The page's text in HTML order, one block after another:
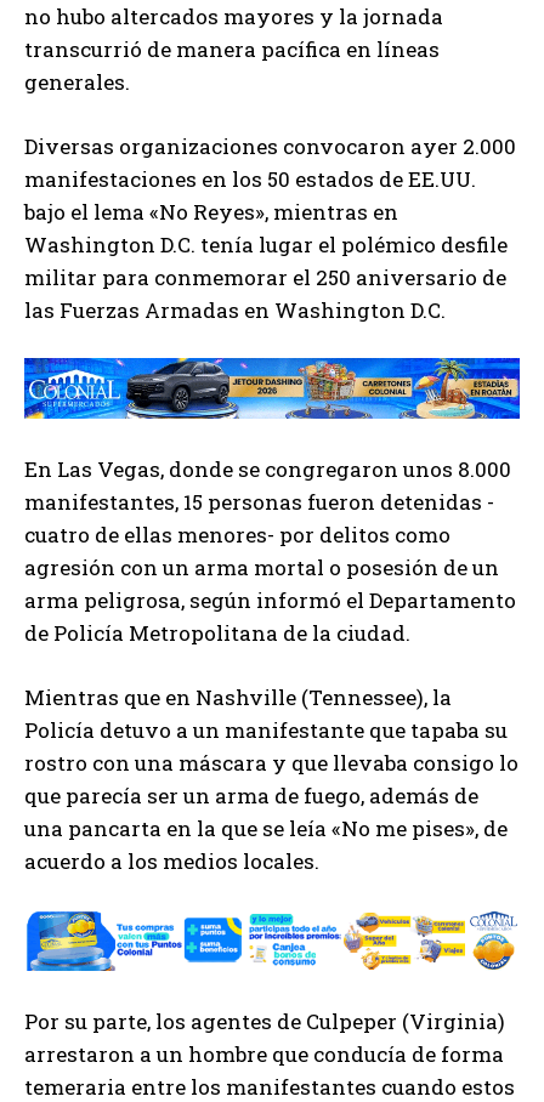
no hubo altercados mayores y la jornada
transcurrió de manera pacífica en líneas
generales.
Diversas organizaciones convocaron ayer 2.000
manifestaciones en los 50 estados de EE.UU.
bajo el lema «No Reyes», mientras en
Washington D.C. tenía lugar el polémico desfile
militar para conmemorar el 250 aniversario de
las Fuerzas Armadas en Washington D.C.
En Las Vegas, donde se congregaron unos 8.000
manifestantes, 15 personas fueron detenidas -
cuatro de ellas menores- por delitos como
agresión con un arma mortal o posesión de un
arma peligrosa, según informó el Departamento
de Policía Metropolitana de la ciudad.
Mientras que en Nashville (Tennessee), la
Policía detuvo a un manifestante que tapaba su
rostro con una máscara y que llevaba consigo lo
que parecía ser un arma de fuego, además de
una pancarta en la que se leía «No me pises», de
acuerdo a los medios locales.
Por su parte, los agentes de Culpeper (Virginia)
arrestaron a un hombre que conducía de forma
temeraria entre los manifestantes cuando estos